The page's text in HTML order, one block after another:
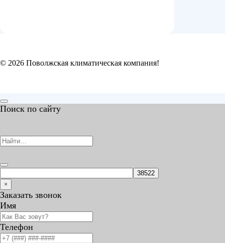
© 2026 Поволжская климатическая компания!
Поиск по сайту
for:
×
Заказать звонок
Имя
Телефон